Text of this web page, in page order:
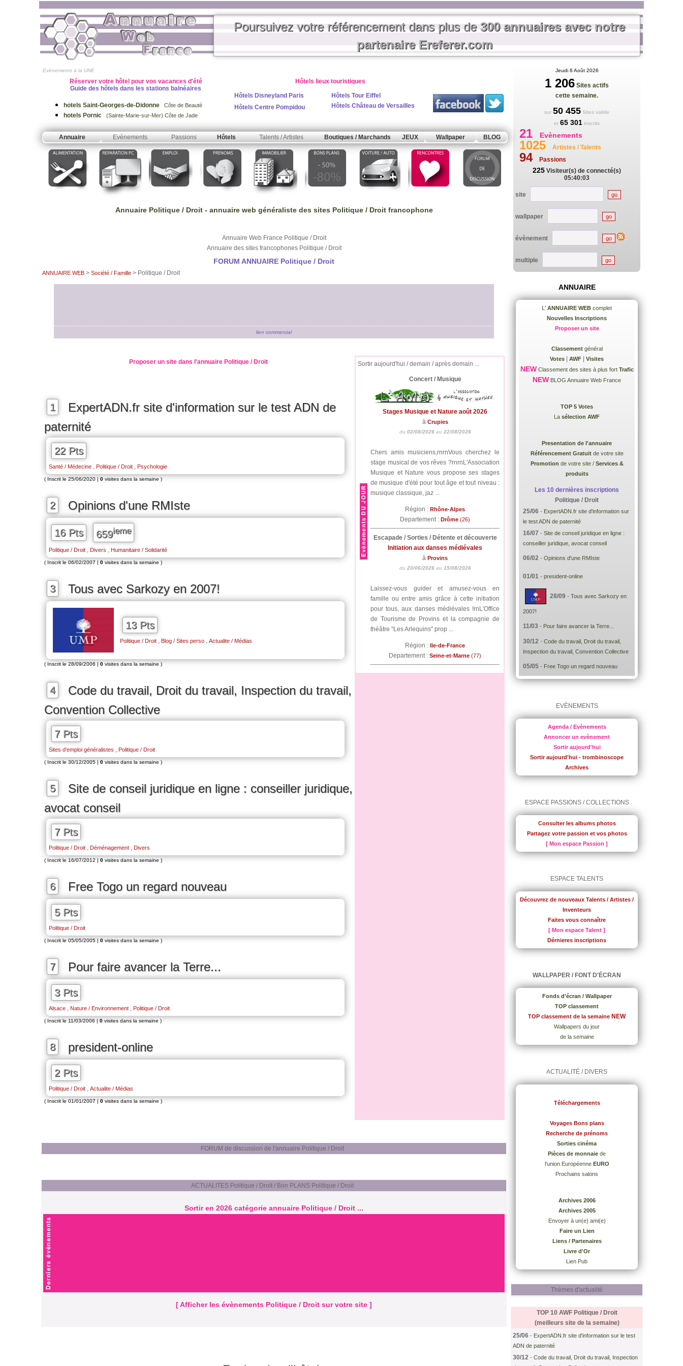
Poursuivez votre référencement dans plus de300 annuaires avec notre
partenaire Ereferer.com
Evènements à la UNE
Réserver votre hôtel pour vos vacances d'été
Guide des hôtels dans les stations balnéaires
hotels Saint-Georges-de-Didonne Côte de Beauté
hotels Pornic (Sainte-Marie-sur-Mer) Côte de Jade
Hôtels lieux touristiques
Hôtels Disneyland Paris
Hôtels Tour Eiffel
Hôtels Centre Pompidou
Hôtels Château de Versailles
Annuaire Evènements Passions Hôtels Talents / Artistes Boutiques / Marchands JEUX Wallpaper BLOG
Annuaire Politique / Droit - annuaire web généraliste des sites Politique / Droitfrancophone
Annuaire Web France Politique / Droit
Annuaire des sites francophones Politique / Droit
FORUM ANNUAIRE Politique / Droit
ANNUAIRE WEB > Société / Famille > Politique / Droit
lien commercial
Proposer un site dans l'annuaire Politique / Droit
1
ExpertADN.fr site d'information sur le test ADN de
paternité
22 Pts
Santé / Médecine , Politique / Droit , Psychologie
( Inscrit le 25/06/2020 | 0 visites dans la semaine )
2 Opinions d'une RMIste
16 Pts 659ieme
Politique / Droit Divers Humanitaire / Solidarité
( Inscrit le 06/02/2007 | 0 visites dans la semaine )
3 Tous avec Sarkozy en 2007!
13 Pts
Politique / Droit , Blog / Sites perso , Actualite / Médias
( Inscrit le 28/09/2006 | 0 visites dans la semaine )
4
Code du travail, Droit du travail, Inspection du travail,
Convention Collective
7 Pts
Sites d'emploi généralistes , Politique / Droit
( Inscrit le 30/12/2005 | 0 visites dans la semaine )
5
Site de conseil juridique en ligne : conseiller juridique,
avocat conseil
7 Pts
Politique / Droit , Déménagement , Divers
( Inscrit le 16/07/2012 | 0 visites dans la semaine )
6 Free Togo un regard nouveau
5 Pts
Politique / Droit
( Inscrit le 05/05/2005 | 0 visites dans la semaine )
7 Pour faire avancer la Terre...
3 Pts
Alsace , Nature / Environnement , Politique / Droit
( Inscrit le 11/03/2006 | 0 visites dans la semaine )
8 president-online
2 Pts
Politique / Droit , Actualite / Médias
( Inscrit le 01/01/2007 | 0 visites dans la semaine )
Sortir aujourd'hui / demain / après demain ...
Concert / Musique
Stages Musique et Nature août 2026
à Crupies
du 02/08/2026au 22/08/2026
Chers amis musiciens,rnrnVous cherchez le
stage musical de vos rêves ?rnrnL'Association
Musique et Nature vous propose ses stages
de musique d'été pour tout âge et tout niveau :
musique classique, jaz ...
Région : Rhône-Alpes
Departement : Drôme (26)
Escapade / Sorties / Détente et découverte
Initiation aux danses médiévales
à Provins
du 20/06/2026au 15/08/2026
Laissez-vous guider et amusez-vous en
famille ou entre amis grâce à cette initiation
pour tous, aux danses médiévales !rnL'Office
de Tourisme de Provins et la compagnie de
théâtre "Les Arlequins" prop ...
Région : Ile-de-France
Departement : Seine-et-Marne (77)
FORUM de discussion de l'annuaire Politique / Droit
ACTUALITES Politique / Droit / Bon PLANS Politique / Droit
Sortir en 2026 catégorie annuaire Politique / Droit ...
[ Afficher les évènements Politique / Droit sur votre site ]
Jeudi 6 Août 2026
1 206 Sites actifs
cette semaine.
sur 50 455 Sites valide
et 65 301 inscrits
21 Evènements
1025 Artistes / Talents
94 Passions
225 Visiteur(s) de connecté(s)
05:40:03
site
wallpaper
évènement
multiple
ANNUAIRE
L' ANNUAIRE WEB complet
Nouvelles Inscriptions
Proposer un site
Classementgénéral
Votes
AWF Visites
NEWClassement des sites à plus fort Trafic
NEW BLOG Annuaire Web France
TOP 5 Votes
La sélection AWF
Presentation de l'annuaire
Référencement Gratuitde votre site
Promotion de votre site / Services &
produits
Les 10 dernières inscriptions
Politique / Droit
25/06 - ExpertADN.fr site d'information sur
le test ADN de paternité
16/07 - Site de conseil juridique en ligne :
conseiller juridique, avocat conseil
06/02 - Opinions d'une RMIste
01/01 - president-online
28/09 - Tous avec Sarkozy en
2007!
11/03 - Pour faire avancer la Terre...
30/12 - Code du travail, Droit du travail,
Inspection du travail, Convention Collective
05/05 - Free Togo un regard nouveau
EVÈNEMENTS
Agenda / Evènements
Annoncer un evènement
Sortir aujourd'hui
Sortir aujourd'hui - trombinoscope
Archives
ESPACE PASSIONS / COLLECTIONS
Consulter les albums photos
Partagez votre passion et vos photos
[ Mon espace Passion ]
ESPACE TALENTS
Découvrez de nouveaux Talents / Artistes /
Inventeurs
Faites vous connaître
[ Mon espace Talent ]
Dérnieres inscriptions
WALLPAPER / FONT D'ÉCRAN
Fonds d'écran / Wallpaper
TOP classement
TOP classement de la semaine NEW
Wallpapers du jour
de la semaine
ACTUALITÉ / DIVERS
Téléchargements
Voyages Bons plans
Recherche de prénoms
Sorties cinéma
Pièces de monnaie de
l'union Européenne EURO
Prochains salons
Archives 2006
Archives 2005
Envoyer à un(e) ami(e)
Faire un Lien
Liens / Partenaires
Livre d'Or
Lien Pub
Thèmes d'actualité
TOP 10 AWF Politique / Droit
(meilleurs site de la semaine)
25/06 - ExpertADN.fr site d'information sur le test
ADN de paternité
30/12 - Code du travail, Droit du travail, Inspection